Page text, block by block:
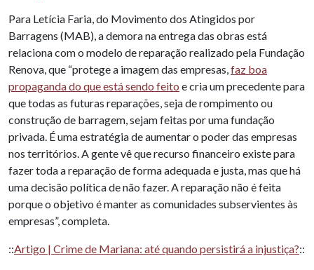
Para Letícia Faria, do Movimento dos Atingidos por
Barragens (MAB), a demora na entrega das obras está
relaciona com o modelo de reparação realizado pela Fundação
Renova, que “protege a imagem das empresas,faz boa
propaganda do que está sendo feito e cria um precedente para
que todas as futuras reparações, seja de rompimento ou
construção de barragem, sejam feitas por uma fundação
privada. É uma estratégia de aumentar o poder das empresas
nos territórios. A gente vê que recurso financeiro existe para
fazer toda a reparação de forma adequada e justa, mas que há
uma decisão política de não fazer. A reparação não é feita
porque o objetivo é manter as comunidades subservientes às
empresas”, completa.
::Artigo | Crime de Mariana: até quando persistirá a injustiça?::